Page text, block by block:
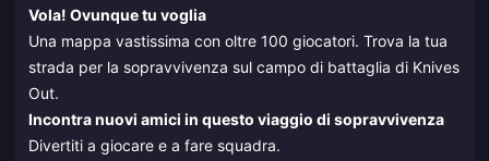
Vola! Ovunque tu voglia
Una mappa vastissima con oltre 100 giocatori. Trova la tua
strada per la sopravvivenza sul campo di battaglia di Knives
Out.
Incontra nuovi amici in questo viaggio di sopravvivenza
Divertiti a giocare e a fare squadra.